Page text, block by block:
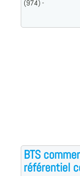
(974) -
BTS
référentiel